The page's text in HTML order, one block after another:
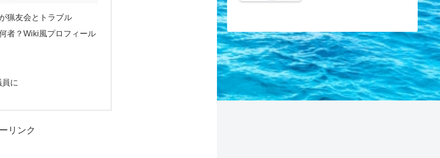
猟友会とトラブル
者？Wiki風プロフィール
に
リンク